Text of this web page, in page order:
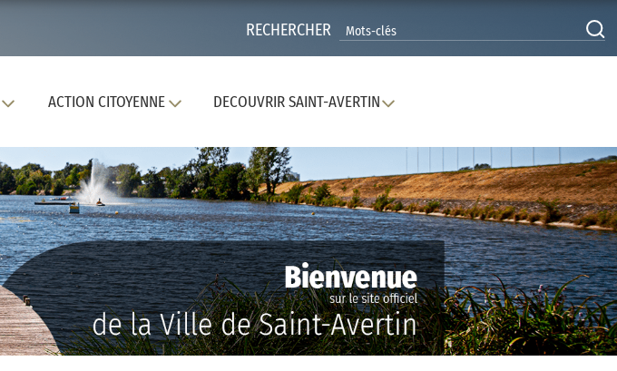
RECHERCHER
ACTION CITOYENNE DECOUVRIR SAINT-AVERTIN